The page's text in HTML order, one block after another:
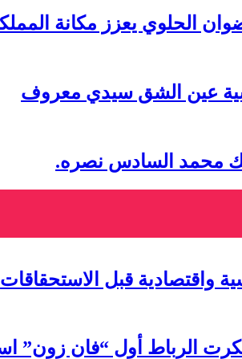
عين الشق سيدي معروف
محمد السادس نصره.
واقتصادية قبل الاستحقاقات